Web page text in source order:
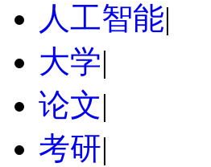
人工智能|
大学|
论文|
考研|